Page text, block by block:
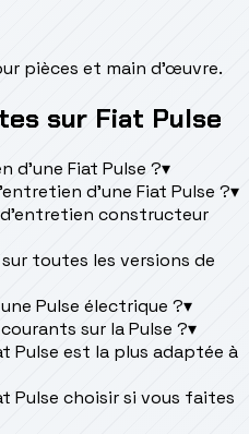
pièces et main d'œuvre.
sur Fiat Pulse
d’une Fiat Pulse ?▾
d’une Fiat Pulse ?▾
constructeur
toutes les versions de
Pulse électrique ?▾
sur la Pulse ?▾
Pulse est la plus adaptée à
Pulse choisir si vous faites